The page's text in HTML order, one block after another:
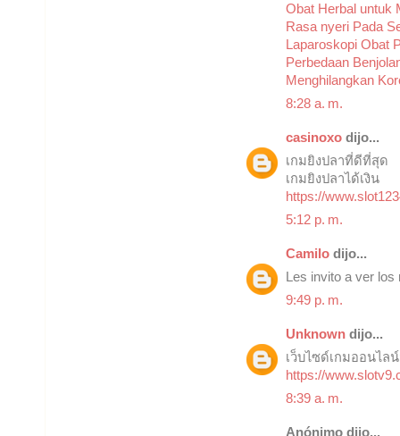
Obat Herbal untuk
Rasa nyeri Pada
Laparoskopi Obat
Perbedaan
Menghilangkan
8:28 a. m.
casinoxo dijo...
เกมยิงปลาที่ดีที่สุด
เกมยิงปลาได้เงิน
https://
5:12 p. m.
Camilo dijo...
Les invito a ver
9:49 p. m.
Unknown dijo...
เว็บไซด์เกมออนไ
https://
8:39 a. m.
Anónimo dijo...